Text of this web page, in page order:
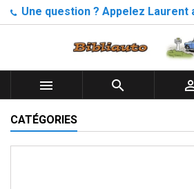
Une question ? Appelez Laurent
 
CATÉGORIES